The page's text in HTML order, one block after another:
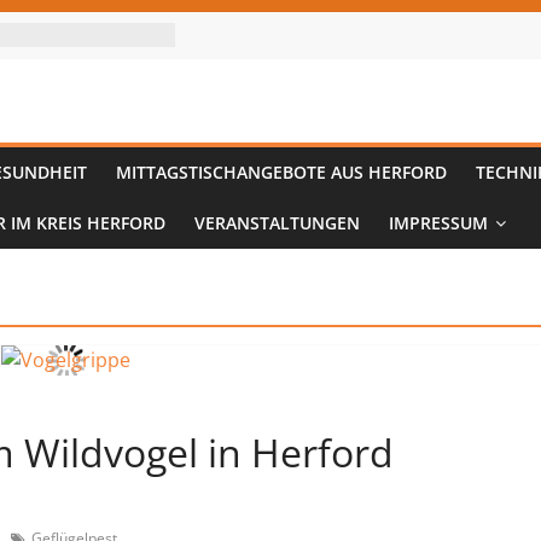
MITTAGSTISCHANGEBOTE AUS HERFORD
IM KREIS HERFORD VERANSTALTUNGEN IMPRESSUM
Wildvogel in Herford